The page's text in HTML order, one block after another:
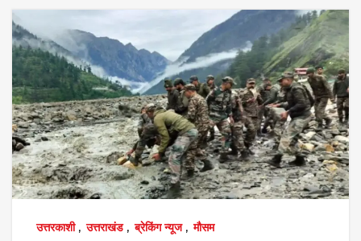
उत्तरकाशी, उत्तराखंड, ब्रेकिंग न्यूज, मौसम